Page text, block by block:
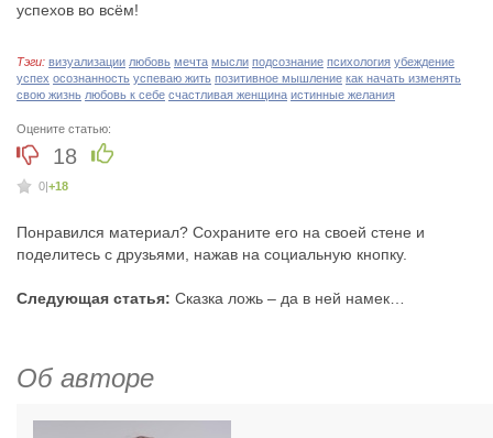
успехов во всём!
Тэги: визуализации любовь мечта мысли подсознание психология убеждение
успех осознанность успеваю жить позитивное мышление как начать изменять
свою жизнь любовь к себе счастливая женщина истинные желания
Оцените статью:
18
0 +18
Понравился материал? Сохраните его на своей стене и
поделитесь с друзьями, нажав на социальную кнопку.
Следующая статья: Сказка ложь – да в ней намек…
Об авторе